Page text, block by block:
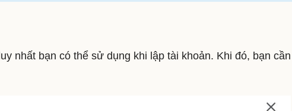
nhất bạn có thể sử dụng khi lập tài khoản. Khi đó, bạn